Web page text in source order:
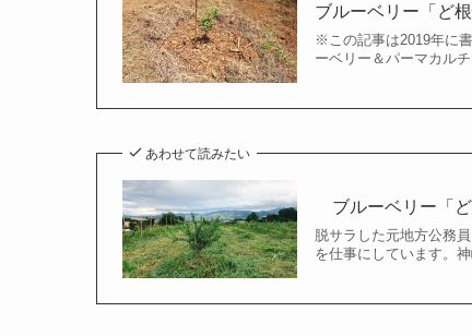
ブルーベリー「ど
※この記事は2019年に
ーベリー＆パーマカル
あわせて読みたい
ブルーベリー「
脱サラした元地方公務
を仕事にしています。